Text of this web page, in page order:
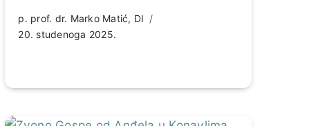
p. prof. dr. Marko Matić, DI
20. studenoga 2025.